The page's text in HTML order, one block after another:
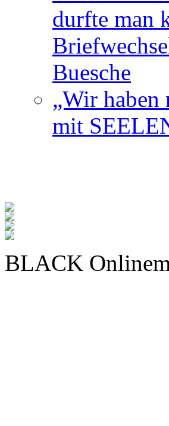
durfte man
Buesche
„Wir haben
mit
BLACK